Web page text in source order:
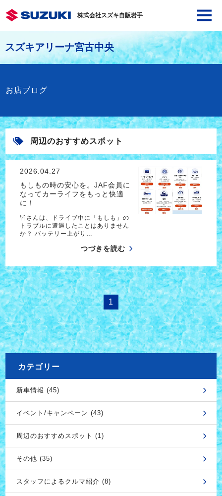
株式会社スズキ自販岩手
スズキアリーナ宮古中央
お店ブログ
周辺のおすすめスポット
2026.04.27
もしもの時の安心を。JAF会員に
なってカーライフをもっと快適
に！
皆さんは、ドライブ中に「もしも」の
トラブルに遭遇したことはありません
か？ バッテリー上がり…
つづきを読む
1
カテゴリー
新車情報 (45)
イベント/キャンペーン (43)
周辺のおすすめスポット (1)
その他 (35)
スタッフによるクルマ紹介 (8)